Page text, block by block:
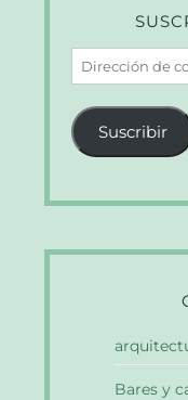
Dirección
de
correo
electrónico
Suscribir
Bares y